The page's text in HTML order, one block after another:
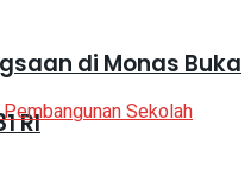
di Monas Buka
RI